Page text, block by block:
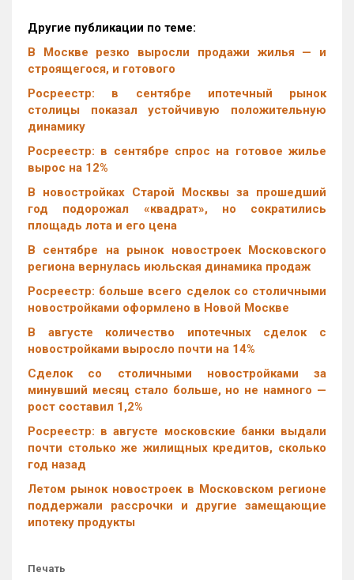
Другие публикации по теме:
В Москве резко выросли продажи жилья — и
строящегося, и готового
Росреестр: в сентябре ипотечный рынок
столицы показал устойчивую положительную
динамику
Росреестр: в сентябре спрос на готовое жилье
вырос на 12%
В новостройках Старой Москвы за прошедший
год подорожал «квадрат», но сократились
площадь лота и его цена
В сентябре на рынок новостроек Московского
региона вернулась июльская динамика продаж
Росреестр: больше всего сделок со столичными
новостройками оформлено в Новой Москве
В августе количество ипотечных сделок с
новостройками выросло почти на 14%
Cделок со столичными новостройками за
минувший месяц стало больше, но не намного —
рост составил 1,2%
Росреестр: в августе московские банки выдали
почти столько же жилищных кредитов, сколько
год назад
Летом рынок новостроек в Московском регионе
поддержали рассрочки и другие замещающие
ипотеку продукты
Печать